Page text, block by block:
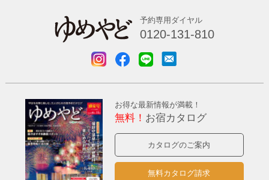
予約専用ダイヤル
0120-131-810
お得な最新情報が満載！
無料！ お宿カタログ
カタログのご案内
無料カタログ請求